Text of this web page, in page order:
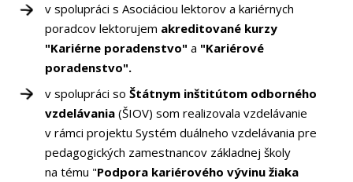
v spolupráci s Asociáciou lektorov a kariérnych
poradcov lektorujem akreditované kurzy
"Kariérne poradenstvo" a "Kariérové
poradenstvo".
v spolupráci soŠtátnym inštitútom odborného
vzdelávania(ŠIOV) som realizovala vzdelávanie
v rámci projektu Systém duálneho vzdelávania pre
pedagogických zamestnancov základnej školy
na tému "Podpora kariérového vývinu žiaka